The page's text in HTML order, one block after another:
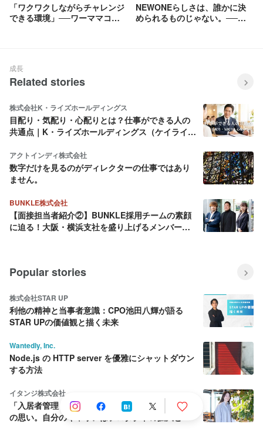
「ワクワクしながらチャレンジ
できる環境」──ワーママコン
NEWONEらしさは、誰かに決
められるものじゃない。──全
成長
Related stories
株式会社K・ライズホールディングス
目配り・気配り・心配りとは？仕事ができる人の
共通点｜K・ライズホールディングス（ケイライ
アクトインディ株式会社
数字だけを見るのがディレクターの仕事ではあり
ません。
BUNKLE株式会社
【面接担当者紹介②】BUNKLE採用チームの素顔
に迫る！大阪・横浜支社を盛り上げるメンバーを
Popular stories
株式会社STAR UP
利他の精神と当事者意識：CPO池田八輝が語る
STAR UPの価値観と描く未来
Wantedly, Inc.
Node.js の HTTP server を優雅にシャットダウン
する方法
イタンジ株式会社
「入居者管理くん」PdM、導入企業の課題解決へ
の思い。自分のキャリアはプロダクトの拡大と共